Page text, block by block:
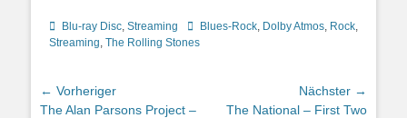
Kategorien
Blu-ray Disc Streaming Schlagworte
Blues-Rock Dolby Atmos Rock
Streaming The Rolling Stones
Beitragsnavigation
← Vorheriger
Vorheriger
The Alan Parsons Project –
Nächster →
Nächster
The National – First Two